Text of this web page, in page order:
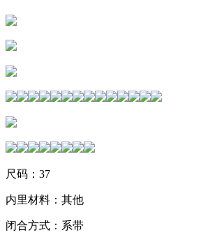
尺码：37
内里材料：其他
闭合方式：系带